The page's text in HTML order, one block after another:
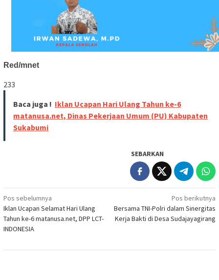
Red/mnet
233
Baca juga ! Iklan Ucapan Hari Ulang Tahun ke-6
matanusa.net, Dinas Pekerjaan Umum (PU) Kabupaten
Sukabumi
SEBARKAN
Navigasi
pos
Pos sebelumnya
Iklan Ucapan Selamat Hari Ulang
Tahun ke-6 matanusa.net, DPP LCT-
INDONESIA
Pos berikutnya
Bersama TNI-Polri dalam Sinergitas
Kerja Bakti di Desa Sudajayagirang